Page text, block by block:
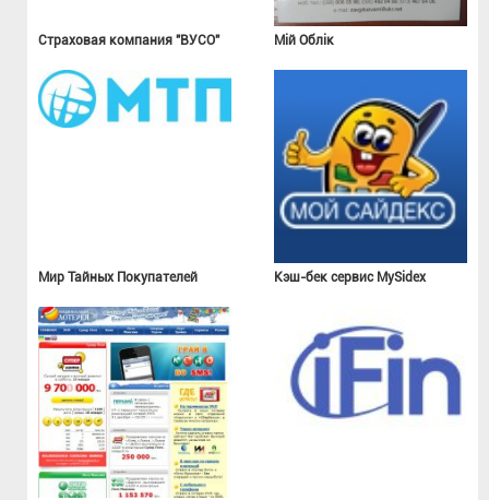
Страховая компания "ВУСО" Мій Облік
Мир Тайных Покупателей Кэш-бек сервис MySidex